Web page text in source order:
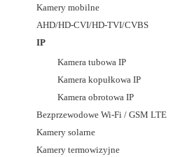
Kamery mobilne
AHD/HD-CVI/HD-TVI/CVBS
IP
Kamera tubowa IP
Kamera kopułkowa IP
Kamera obrotowa IP
Bezprzewodowe Wi-Fi / GSM LTE
Kamery solarne
Kamery termowizyjne